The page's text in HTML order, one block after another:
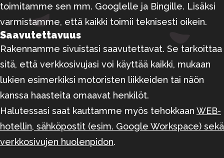
toimitamme sen mm. Googlelle ja Bingille. Lisäksi
varmistamme, että kaikki toimii teknisesti oikein.
Saavutettavuus
Rakennamme sivuistasi saavutettavat. Se tarkoittaa
sitä, että verkkosivujasi voi käyttää kaikki, mukaan
lukien esimerkiksi motoristen liikkeiden tai näön
kanssa haasteita omaavat henkilöt.
Halutessasi saat kauttamme myös tehokkaan WEB-
hotellin, sähköpostit (esim. Google Workspace) sekä
verkkosivujen huolenpidon.